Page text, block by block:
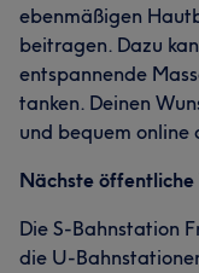
ebenmäßigen
beitragen. Dazu
entspannende
tanken. Deinen
und bequem
Nächste
Die S-Bahnstation
die U-